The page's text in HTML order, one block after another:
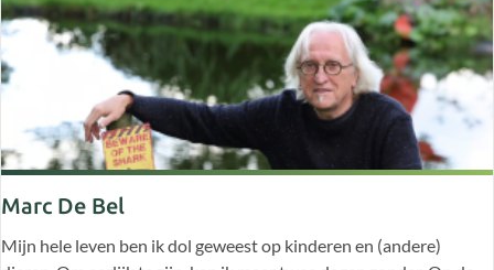
Marc De Bel
Mijn hele leven ben ik dol geweest op kinderen en (andere)